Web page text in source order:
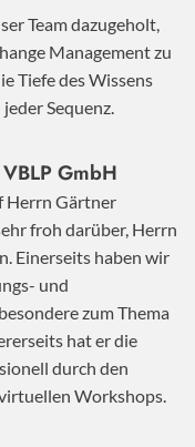
Team dazugeholt,
Management zu
Tiefe des Wissens
Sequenz.
GmbH
Herrn Gärtner
froh darüber, Herrn
Einerseits haben wir
und
zum Thema
hat er die
durch den
Workshops.